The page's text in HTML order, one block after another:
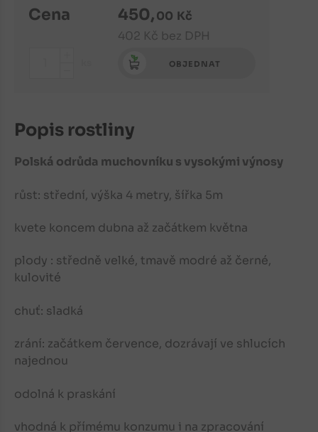
Cena 450,00 Kč
402 Kč bez DPH
OBJEDNAT
Popis rostliny
Polská odrůda muchovníku s vysokými výnosy
růst: střední, výška 4 metry, šířka 5m
kvete koncem dubna až začátkem května
plody : středně velké, tmavě modré až černé,
kulovité
chuť: sladká
zrání: začátkem července, dozrávají ve shlucích
najednou
odolná k praskání
vhodná k přímému konzumu i na zpracování